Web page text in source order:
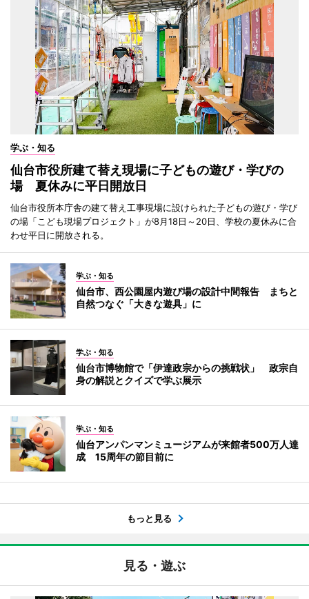
学ぶ・知る
仙台市役所建て替え現場に子どもの遊び・学びの
場 夏休みに平日開放日
仙台市役所本庁舎の建て替え工事現場に設けられた子どもの遊び・学び
の場「こども現場プロジェクト」が8月18日～20日、学校の夏休みに合
わせ平日に開放される。
学ぶ・知る
仙台市、西公園屋内遊び場の設計中間報告 まちと
自然つなぐ「大きな遊具」に
学ぶ・知る
仙台市博物館で「伊達政宗からの挑戦状」 政宗自
身の解説とクイズで学ぶ展示
学ぶ・知る
仙台アンパンマンミュージアムが来館者500万人達
成 15周年の節目前に
もっと見る
見る・遊ぶ